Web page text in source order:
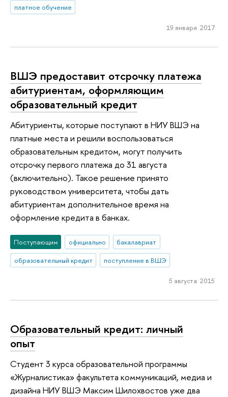
платное обучение
19 января 2017
ВШЭ предоставит отсрочку платежа
абитуриентам, оформляющим
образовательный кредит
Абитуриенты, которые поступают в НИУ ВШЭ на
платные места и решили воспользоваться
образовательным кредитом, могут получить
отсрочку первого платежа до 31 августа
(включительно). Такое решение принято
руководством университета, чтобы дать
абитуриентам дополнительное время на
оформление кредита в банках.
Поступающим официально
бакалавриат
образовательный кредит
поступление в ВШЭ
5 августа 2015
Образовательный кредит: личный
опыт
Студент 3 курса образовательной программы
«Журналистика» факультета коммуникаций, медиа и
дизайна НИУ ВШЭ Максим Шилохвостов уже два